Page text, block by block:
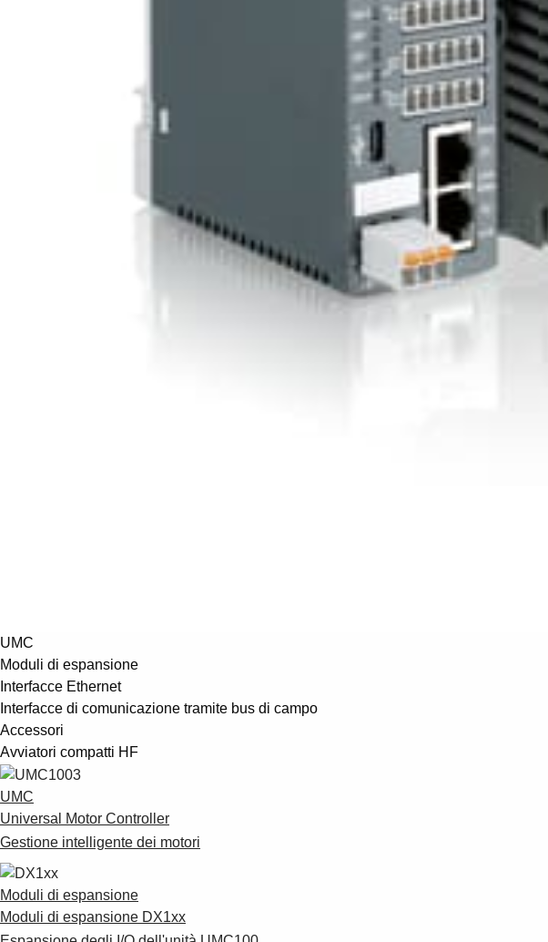
UMC
Moduli di espansione
Interfacce Ethernet
Interfacce di comunicazione tramite bus di campo
Accessori
Avviatori compatti HF
UMC
Universal Motor Controller
Gestione intelligente dei motori
Moduli di espansione
Moduli di espansione DX1xx